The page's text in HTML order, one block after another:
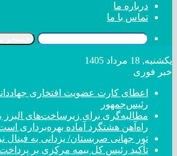
درباره ما
تماس با ما
یکشنبه, 18 مرداد 1405
خبر فوری
اعطای کارت عضویت افتخاری
رئیس‌جمهور
مطالبه‌گری برای زیرساخت‌های البرز
راه‌آهن هشتگرد آماده بهره‌برداری
تور جهانی صربستان/ یزدانی به فینال
تأکید رئیس کل بیمه مرکزی بر